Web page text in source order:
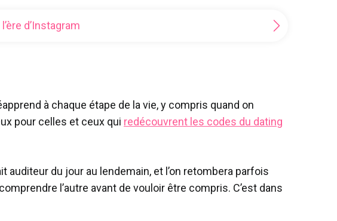
d’Instagram
à chaque étape de la vie, y compris quand on
pour celles et ceux qui redécouvrent les codes du dating
du jour au lendemain, et l’on retombera parfois
l’autre avant de vouloir être compris. C’est dans